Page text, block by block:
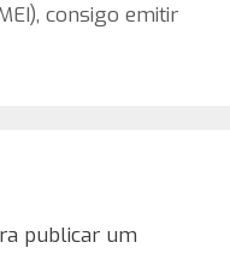
consigo emitir
publicar um